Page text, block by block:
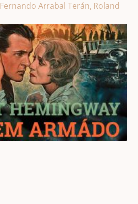
Fernando Arrabal Terán, Roland